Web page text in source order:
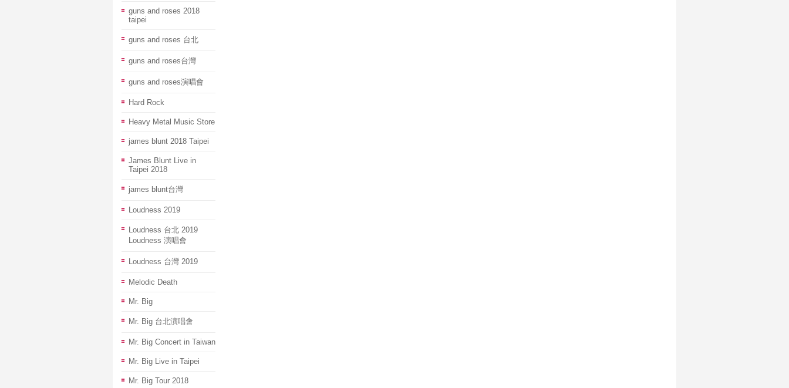
guns and roses 2018
taipei
guns and roses 台北
guns and roses台灣
guns and roses演唱會
Hard Rock
Heavy Metal Music Store
james blunt 2018 Taipei
James Blunt Live in
Taipei 2018
james blunt台灣
Loudness 2019
Loudness 台北 2019
Loudness 演唱會
Loudness 台灣 2019
Melodic Death
Mr. Big
Mr. Big 台北演唱會
Mr. Big Concert in Taiwan
Mr. Big Live in Taipei
Mr. Big Tour 2018